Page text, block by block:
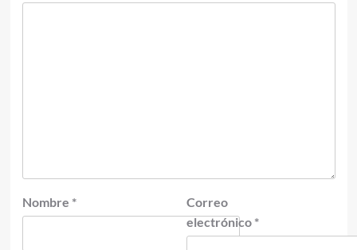
Nombre *
Correo
electrónico *